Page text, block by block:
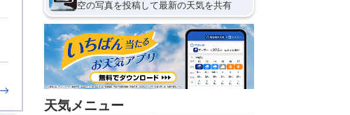
空の写真を投稿して最新の天気を共有
天気メニュー